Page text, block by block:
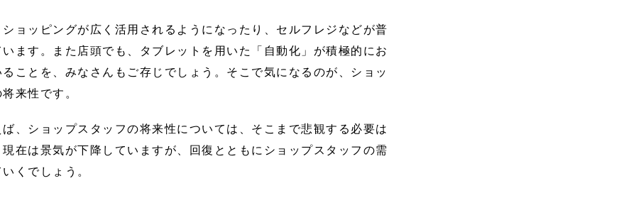
ョッピングが広く活用されるようになったり、セルフレジなどが普
ます。また店頭でも、タブレットを用いた「自動化」が積極的にお
ことを、みなさんもご存じでしょう。そこで気になるのが、ショッ
来性です。
、ショップスタッフの将来性については、そこまで悲観する必要は
在は景気が下降していますが、回復とともにショップスタッフの需
くでしょう。